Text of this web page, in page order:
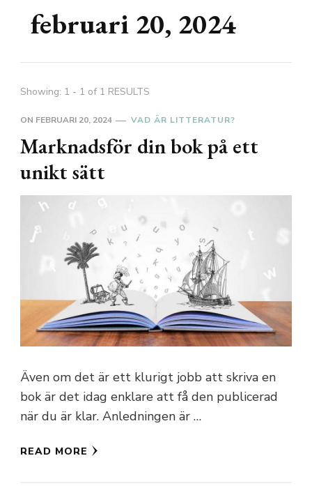
februari 20, 2024
Showing: 1 - 1 of 1 RESULTS
ON FEBRUARI 20, 2024 VAD ÄR LITTERATUR?
Marknadsför din bok på ett
unikt sätt
Även om det är ett klurigt jobb att skriva en
bok är det idag enklare att få den publicerad
när du är klar. Anledningen är …
READ MORE